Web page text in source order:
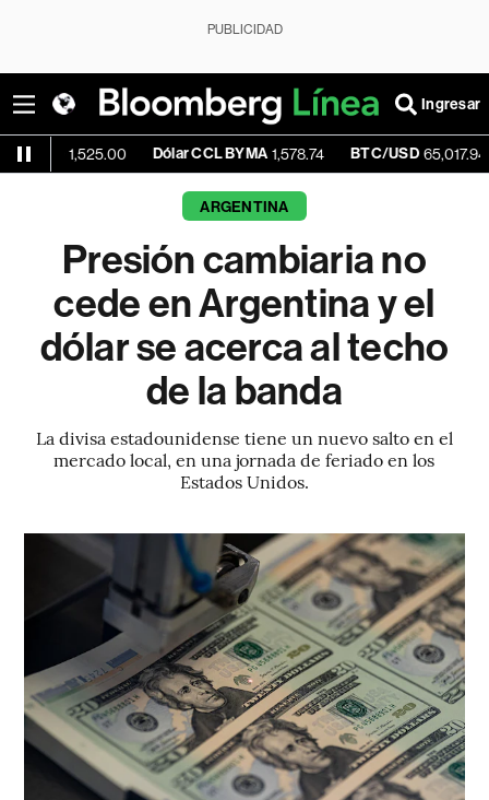
PUBLICIDAD
Ingresar
Dólar CCL BYMA 1,578.74 BTC/USD 65,017.94
ARGENTINA
Presión cambiaria no
cede en Argentina y el
dólar se acerca al techo
de la banda
La divisa estadounidense tiene un nuevo salto en el
mercado local, en una jornada de feriado en los
Estados Unidos.